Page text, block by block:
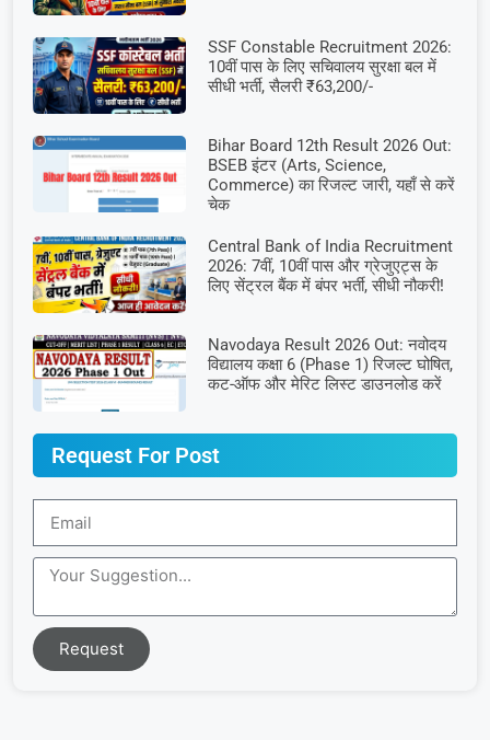
SSF Constable Recruitment 2026:
10वीं पास के लिए सचिवालय सुरक्षा बल में
सीधी भर्ती, सैलरी ₹63,200/-
Bihar Board 12th Result 2026 Out:
BSEB इंटर (Arts, Science,
Commerce) का रिजल्ट जारी, यहाँ से करें
चेक
Central Bank of India Recruitment
2026: 7वीं, 10वीं पास और ग्रेजुएट्स के
लिए सेंट्रल बैंक में बंपर भर्ती, सीधी नौकरी!
Navodaya Result 2026 Out: नवोदय
विद्यालय कक्षा 6 (Phase 1) रिजल्ट घोषित,
कट-ऑफ और मेरिट लिस्ट डाउनलोड करें
Request For Post
Request